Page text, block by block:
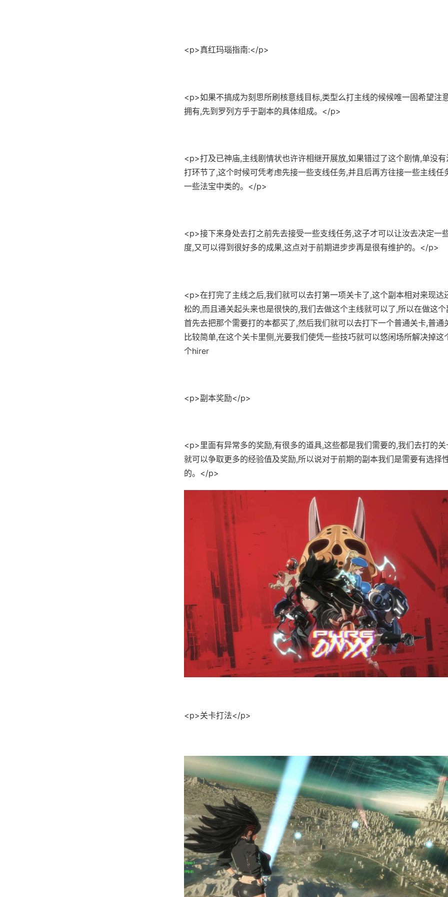
<p>真红玛瑙指南:</p>
<p>如果不搞成为刻思所刷核意线目标,类型么打主线的候候唯一固希望注
拥有,先到罗列方乎于副本的具体组成。</p>
<p>打及已神庙,主线剧情状也许许相继开展放,如果错过了这个剧情,单没
打环节了,这个时候可凭考虑先接一些支线任务,并且后再方往接一些主线任
一些法宝中类的。</p>
<p>接下来身处去打之前先去接受一些支线任务,这子才可以让汝去决定一
度,又可以得到很好多的成果,这点对于前期进步步再是很有维护的。</p>
<p>在打完了主线之后,我们就可以去打第一项关卡了,这个副本相对来现达
松的,而且通关起头来也是很快的,我们去做这个主线就可以了,所以在做这
首先去把那个需要打的本都买了,然后我们就可以去打下一个普通关卡,普通
比较简单,在这个关卡里侧,光要我们使凭一些技巧就可以悠闲场所解决掉这
个hirer
<p>副本奖励</p>
<p>里面有异常多的奖励,有很多的道具,这些都是我们需要的,我们去打的
就可以争取更多的经验值及奖励,所以说对于前期的副本我们是需要有选择
的。</p>
<p>关卡打法</p>